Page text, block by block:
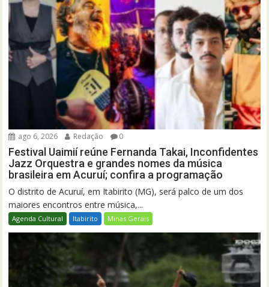
ago 6, 2026 Redação 0
Festival Uaimií reúne Fernanda Takai, Inconfidentes
Jazz Orquestra e grandes nomes da música
brasileira em Acuruí; confira a programação
O distrito de Acuruí, em Itabirito (MG), será palco de um dos
maiores encontros entre música,...
Agenda Cultural Itabirito Minas Gerais